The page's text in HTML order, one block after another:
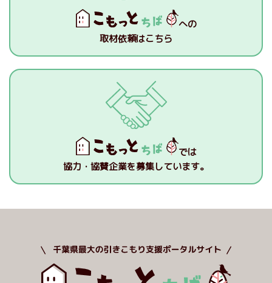
への
取材依頼はこちら
では
協力・協賛企業を募集しています。